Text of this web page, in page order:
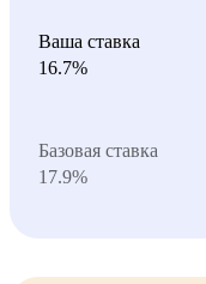
Ваша ставка
16.7%
Базовая ставка
17.9%